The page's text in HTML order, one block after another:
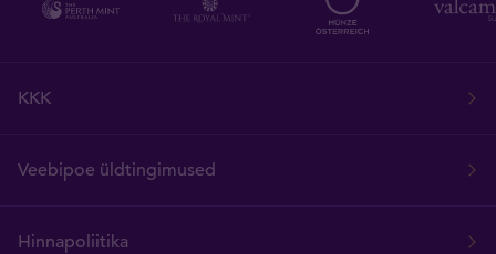
KKK
Veebipoe üldtingimused
Hinnapoliitika